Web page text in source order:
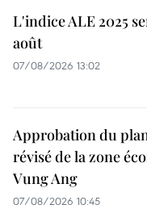
L'indice ALE 2025
août
07/08/2026 13:02
Approbation du
révisé de la zone
Vung Ang
07/08/2026 10:45